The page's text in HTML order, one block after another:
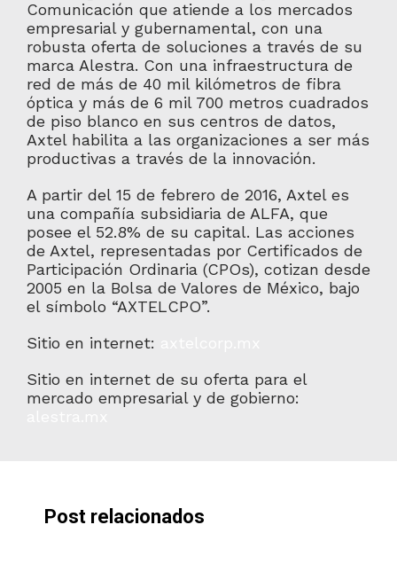
Comunicación que atiende a los mercados
empresarial y gubernamental, con una
robusta oferta de soluciones a través de su
marca Alestra. Con una infraestructura de
red de más de 40 mil kilómetros de fibra
óptica y más de 6 mil 700 metros cuadrados
de piso blanco en sus centros de datos,
Axtel habilita a las organizaciones a ser más
productivas a través de la innovación.
A partir del 15 de febrero de 2016, Axtel es
una compañía subsidiaria de ALFA, que
posee el 52.8% de su capital. Las acciones
de Axtel, representadas por Certificados de
Participación Ordinaria (CPOs), cotizan desde
2005 en la Bolsa de Valores de México, bajo
el símbolo “AXTELCPO”.
Sitio en internet:
Sitio en internet de su oferta para el
mercado empresarial y de gobierno:
Post relacionados